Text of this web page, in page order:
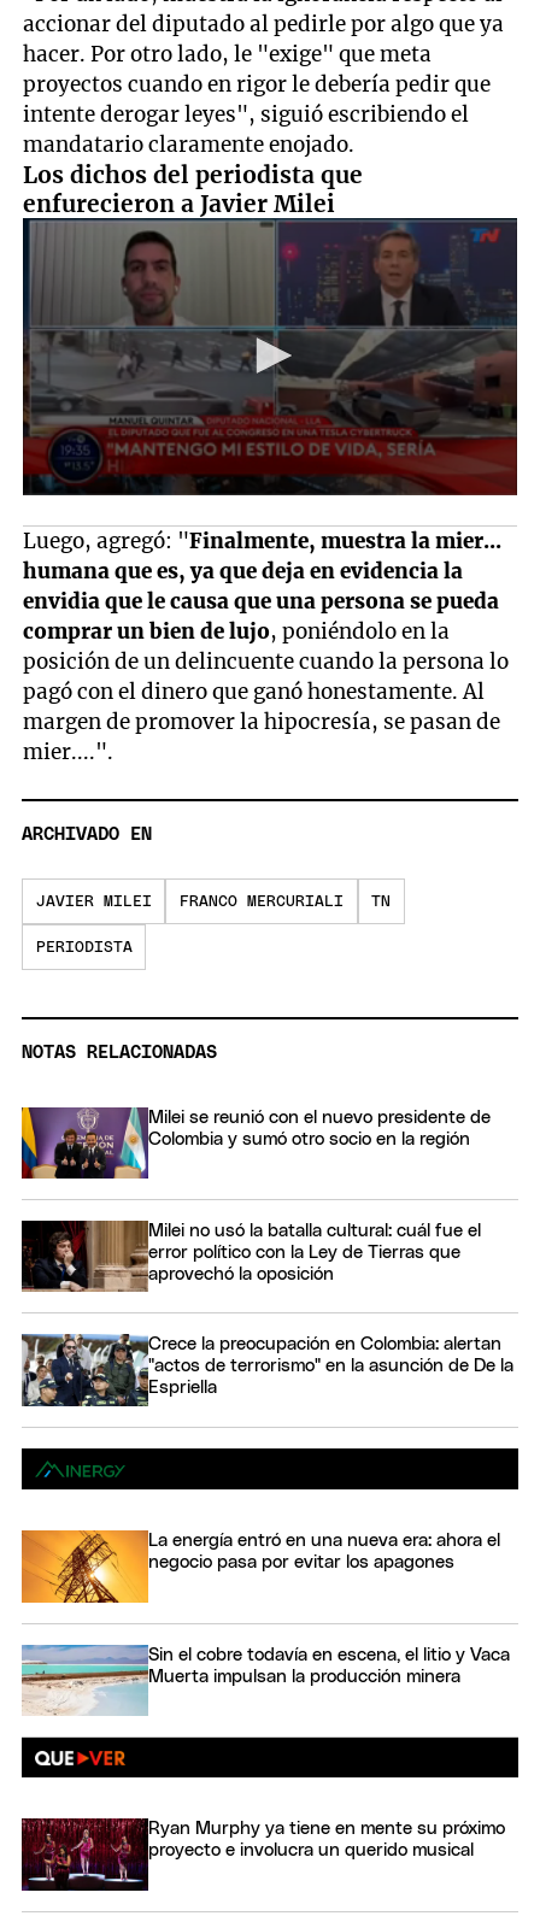
accionar del diputado al pedirle por algo que ya
hacer. Por otro lado, le "exige" que meta
proyectos cuando en rigor le debería pedir que
intente derogar leyes", siguió escribiendo el
mandatario claramente enojado.
Los dichos del periodista que
enfurecieron a Javier Milei
Luego, agregó: "Finalmente, muestra la mier...
humana que es, ya que deja en evidencia la
envidia que le causa que una persona se pueda
comprar un bien de lujo, poniéndolo en la
posición de un delincuente cuando la persona lo
pagó con el dinero que ganó honestamente. Al
margen de promover la hipocresía, se pasan de
mier....".
ARCHIVADO EN
JAVIER MILEI FRANCO MERCURIALI TN
PERIODISTA
NOTAS RELACIONADAS
Milei se reunió con el nuevo presidente de
Colombia y sumó otro socio en la región
Milei no usó la batalla cultural: cuál fue el
error político con la Ley de Tierras que
aprovechó la oposición
Crece la preocupación en Colombia: alertan
"actos de terrorismo" en la asunción de De la
Espriella
La energía entró en una nueva era: ahora el
negocio pasa por evitar los apagones
Sin el cobre todavía en escena, el litio y Vaca
Muerta impulsan la producción minera
Ryan Murphy ya tiene en mente su próximo
proyecto e involucra un querido musical